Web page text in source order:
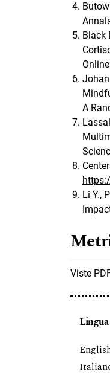
Black
A
Li Y.,
Viste
Lingua